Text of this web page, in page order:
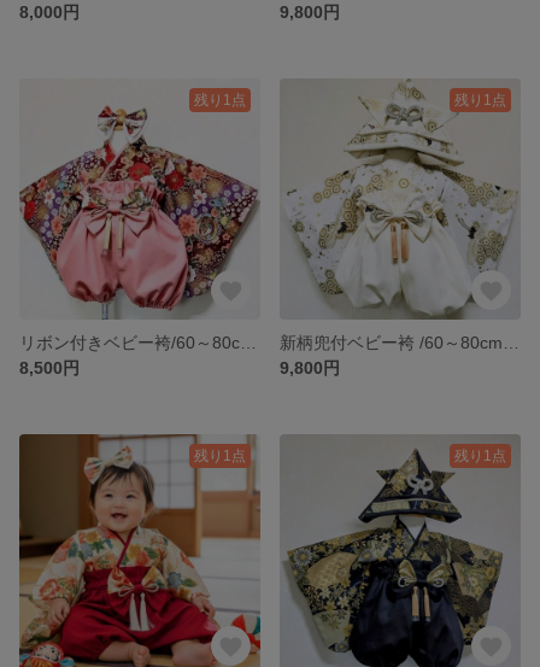
8,000円
9,800円
残り1点
8,500円
残り1点
9,800円
残り1点 残り1点